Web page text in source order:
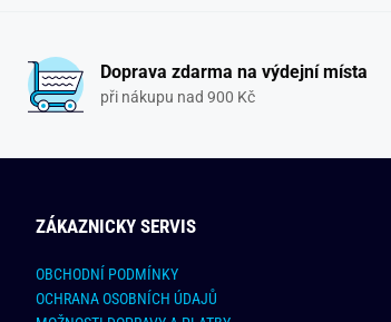
Doprava zdarma na výdejní místa
při nákupu nad 900 Kč
ZÁKAZNICKY SERVIS
OBCHODNÍ PODMÍNKY
OCHRANA OSOBNÍCH ÚDAJŮ